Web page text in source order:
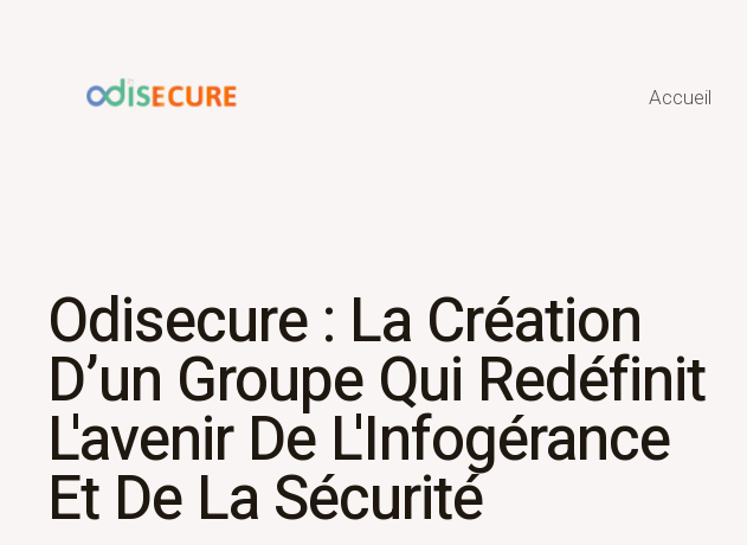
Accueil
Odisecure : La Création
D’un Groupe Qui Redéfinit
L'avenir De L'Infogérance
Et De La Sécurité